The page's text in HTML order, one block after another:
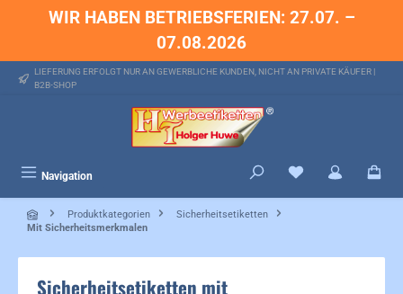
springenWIR HABEN BETRIEBSFERIEN: 27.07. –
07.08.2026
LIEFERUNG ERFOLGT NUR AN GEWERBLICHE KUNDEN, NICHT AN PRIVATE KÄUFER |
B2B-SHOP
Navigation Du hast 0 Produkte
Produktkategorien
Sicherheitsetiketten
Mit Sicherheitsmerkmalen
Sicherheitsetiketten mit